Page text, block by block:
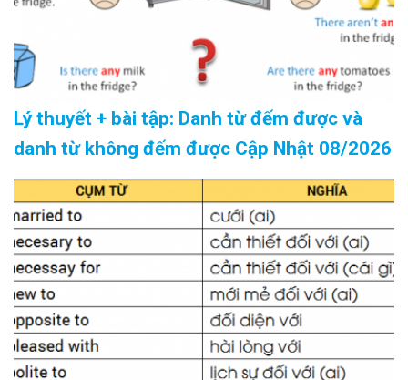
Lý thuyết + bài tập: Danh từ đếm được và
danh từ không đếm được Cập Nhật 08/2026